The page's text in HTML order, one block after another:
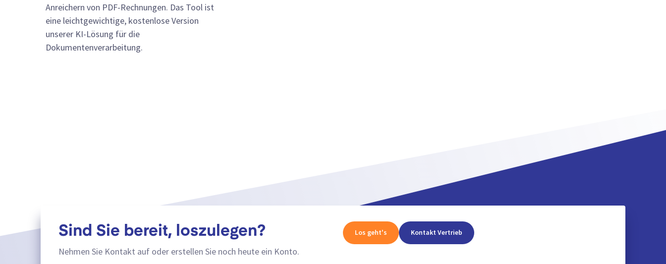
Anreichern von PDF-Rechnungen. Das Tool ist
eine leichtgewichtige, kostenlose Version
unserer KI-Lösung für die
Dokumentenverarbeitung.
Sind Sie bereit, loszulegen?
Nehmen Sie Kontakt auf oder erstellen Sie noch heute ein Konto.
Los geht's Kontakt Vertrieb